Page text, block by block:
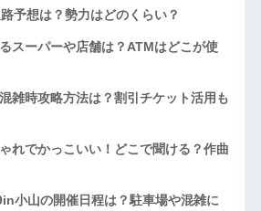
予想は？勢力はどのくらい？
スーパーや店舗は？ATMはどこが使
雑時攻略方法は？割引チケット活用も
れでかっこいい！どこで聞ける？作曲
小山の開催日程は？駐車場や混雑に